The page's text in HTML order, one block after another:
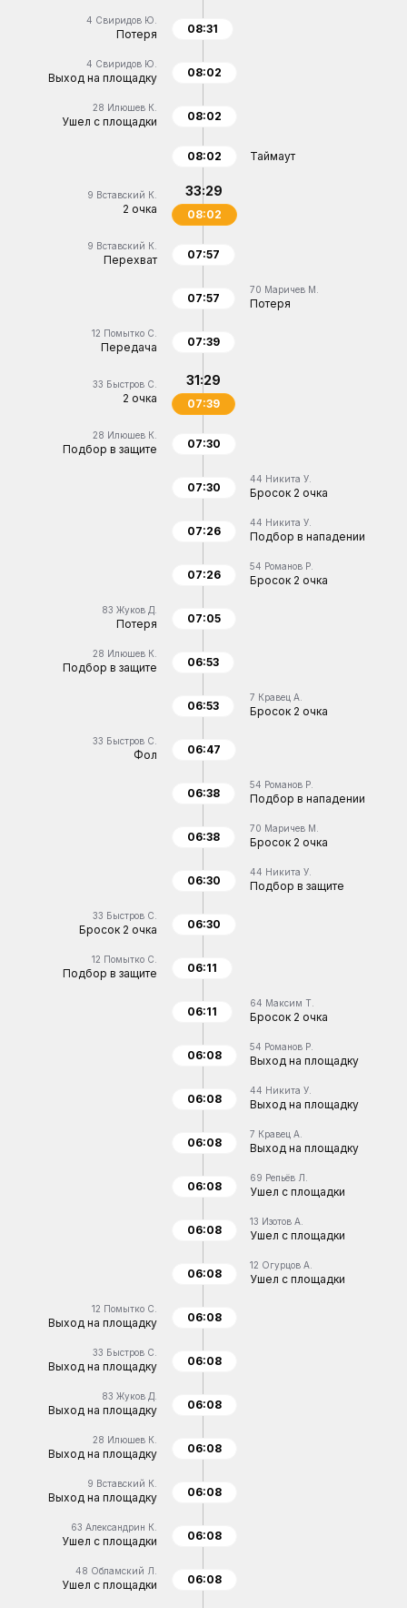
4 Свиридов Ю.
Потеря 08:31
4 Свиридов Ю.
Выход на площадку 08:02
28 Илюшев К.
Ушел с площадки 08:02
Таймаут
08:02
9 Вставский К.
2 очка
33:29
08:02
9 Вставский К.
Перехват 07:57
70 Маричев М.
Потеря
07:57
12 Помытко С.
Передача 07:39
33 Быстров С.
2 очка
31:29
07:39
28 Илюшев К.
Подбор в защите 07:30
44 Никита У.
Бросок 2 очка
07:30
44 Никита У.
Подбор в нападении
07:26
54 Романов Р.
Бросок 2 очка
07:26
83 Жуков Д.
Потеря 07:05
28 Илюшев К.
Подбор в защите 06:53
7 Кравец А.
Бросок 2 очка
06:53
33 Быстров С.
Фол 06:47
54 Романов Р.
Подбор в нападении
06:38
70 Маричев М.
Бросок 2 очка
06:38
44 Никита У.
Подбор в защите
06:30
33 Быстров С.
Бросок 2 очка 06:30
12 Помытко С.
Подбор в защите 06:11
64 Максим Т.
Бросок 2 очка
06:11
54 Романов Р.
Выход на площадку
06:08
44 Никита У.
Выход на площадку
06:08
7 Кравец А.
Выход на площадку
06:08
69 Репьёв Л.
Ушел с площадки
06:08
13 Изотов А.
Ушел с площадки
06:08
12 Огурцов А.
Ушел с площадки
06:08
12 Помытко С.
Выход на площадку 06:08
33 Быстров С.
Выход на площадку 06:08
83 Жуков Д.
Выход на площадку 06:08
28 Илюшев К.
Выход на площадку 06:08
9 Вставский К.
Выход на площадку 06:08
63 Александрин К.
Ушел с площадки 06:08
48 Обламский Л.
Ушел с площадки 06:08